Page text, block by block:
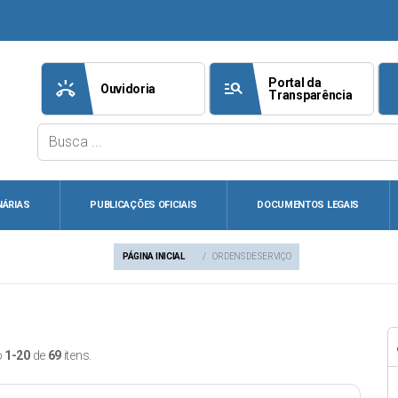
ring_volume Ouvidoria manage_search
Portal da
Transparência
PUBLICAÇÕES OFICIAIS DOCUMENTOS LEGAIS
PÁGINA INICIAL ORDENS DE SERVIÇO
1-20de 69 itens.